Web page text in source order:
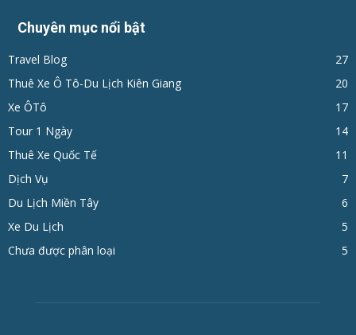
Chuyên mục nổi bật
Travel Blog
27
Thuê Xe Ô Tô-Du Lịch Kiên Giang
20
Xe ÔTô
17
Tour 1 Ngày
14
Thuê Xe Quốc Tế
11
Dịch Vụ
7
Du Lịch Miền Tây
6
Xe Du Lịch
5
Chưa được phân loại
5